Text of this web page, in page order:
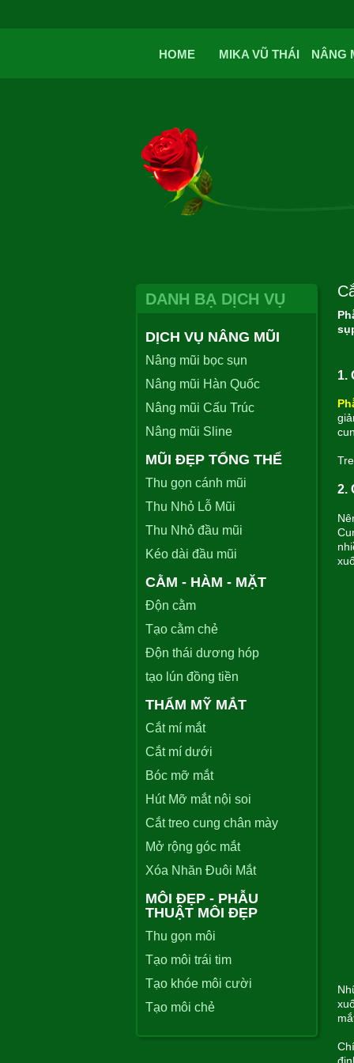
HOME MIKA VŨ THÁI NÂNG
DANH BẠ DỊCH VỤ
DỊCH VỤ NÂNG MŨI
Nâng mũi bọc sụn
Nâng mũi Hàn Quốc
Nâng mũi Cấu Trúc
Nâng mũi Sline
MŨI ĐẸP TỔNG THỂ
Thu gọn cánh mũi
Thu Nhỏ Lỗ Mũi
Thu Nhỏ đầu mũi
Kéo dài đầu mũi
CẰM - HÀM - MẶT
Độn cằm
Tạo cằm chẻ
Độn thái dương hóp
tạo lún đồng tiền
THẨM MỸ MẮT
Cắt mí mắt
Cắt mí dưới
Bóc mỡ mắt
Hút Mỡ mắt nội soi
Cắt treo cung chân mày
Mở rộng góc mắt
Xóa Nhăn Đuôi Mắt
MÔI ĐẸP - PHẪU
THUẬT MÔI ĐẸP
Thu gọn môi
Tạo môi trái tim
Tạo khóe môi cười
Tạo môi chẻ
1.
2.